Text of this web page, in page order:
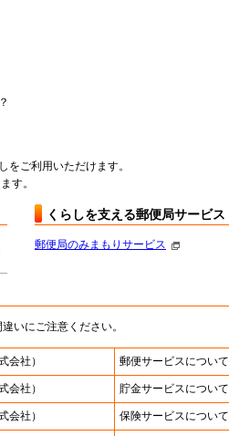
をご利用いただけます。
す。
くらしを支える郵便局サービス
郵便局のみまもりサービス
いにご注意ください。
会社） 郵便サービスについて
会社） 貯金サービスについて
会社） 保険サービスについて